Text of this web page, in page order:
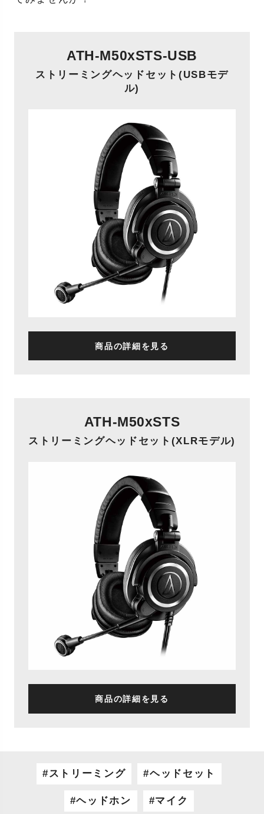
ATH-M50xSTS-USB
ストリーミングヘッドセット(USBモデ
ル)
商品の詳細を見る
ATH-M50xSTS
ストリーミングヘッドセット(XLRモデル)
商品の詳細を見る
ストリーミング ヘッドセット
ヘッドホン マイク